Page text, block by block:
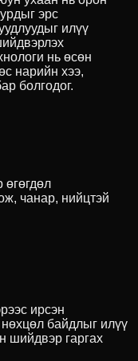
эрс
илүү
нь өсөн
нарийн хээ,
болгодог.
чанар, нийцтэй
ирсэн
байдлыг илүү
шийдвэр гаргах